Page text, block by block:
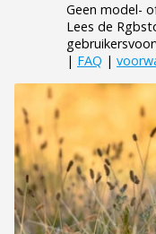
Geen model-
Lees de
| FAQ |